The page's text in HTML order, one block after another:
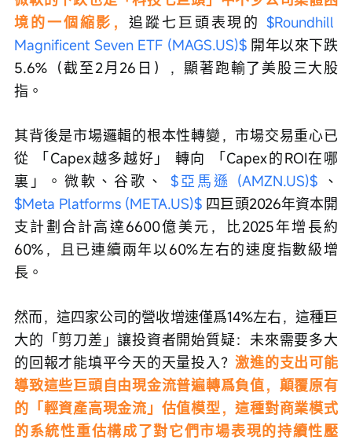
境的一個縮影，追蹤七巨頭表現的 $Roundhill
Magnificent Seven ETF (MAGS.US)$ 開年以來下跌
5.6%（截至2月26日），顯著跑輸了美股三大股
指。
其背後是市場邏輯的根本性轉變，市場交易重心已
從 「Capex越多越好」 轉向 「Capex的ROI在哪
裏」。微軟、谷歌、 $亞馬遜 (AMZN.US)$ 、
$Meta Platforms (META.US)$ 四巨頭2026年資本開
支計劃合計高達6600億美元，比2025年增長約
60%，且已連續兩年以60%左右的速度指數級增
長。
然而，這四家公司的營收增速僅爲14%左右，這種巨
大的「剪刀差」讓投資者開始質疑：未來需要多大
的回報才能填平今天的天量投入？激進的支出可能
導致這些巨頭自由現金流普遍轉爲負值，顛覆原有
的「輕資產高現金流」估值模型，這種對商業模式
的系統性重估構成了對它們市場表現的持續性壓